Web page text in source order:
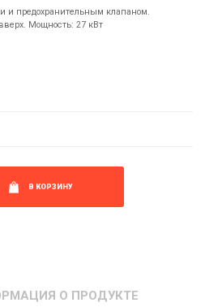
и предохранительным клапаном.
Мощность: 27 кВт
В КОРЗИНУ
О ПРОДУКТЕ